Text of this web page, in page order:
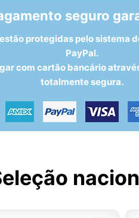
seguro
protegidas pelo sistema
PayPal.
com cartão bancário
totalmente segura.